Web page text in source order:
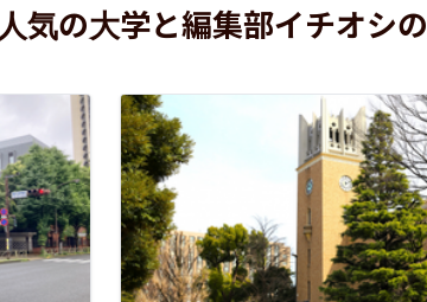
人気の大学と編集部イチオシ